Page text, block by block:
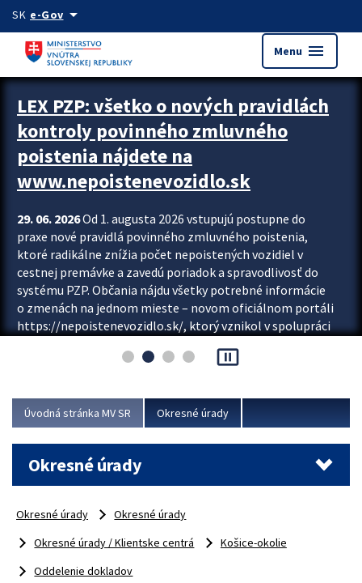
Preskocit na hlavný obsah
SK e-Govarrow_drop_down
Menu menu
Zastavit automatický posun upútavok
LEX PZP: všetko o nových pravidlách
kontroly povinného zmluvného
poistenia nájdete na
www.nepoistenevozidlo.sk
29. 06. 2026Od 1. augusta 2026 vstupujú postupne do
praxe nové pravidlá povinného zmluvného poistenia,
ktoré radikálne znížia počet nepoistených vozidiel v
cestnej premávke a zavedú poriadok a spravodlivosť do
systému PZP. Občania nájdu všetky potrebné informácie
o zmenách na jednom mieste – novom oficiálnom portáli
https://nepoistenevozidlo.sk/, ktorý vznikol v spolupráci
asociácie poisťovní (SLASPO) a Ministerstva vnútra SR.
Viac
pause_presentation
Úvodná stránka MV SR Okresné úrady
Okresné úrady
Okresné úrady
Okresné úrady
Okresné úrady / Klientske centrá
Košice-okolie
Oddelenie dokladov